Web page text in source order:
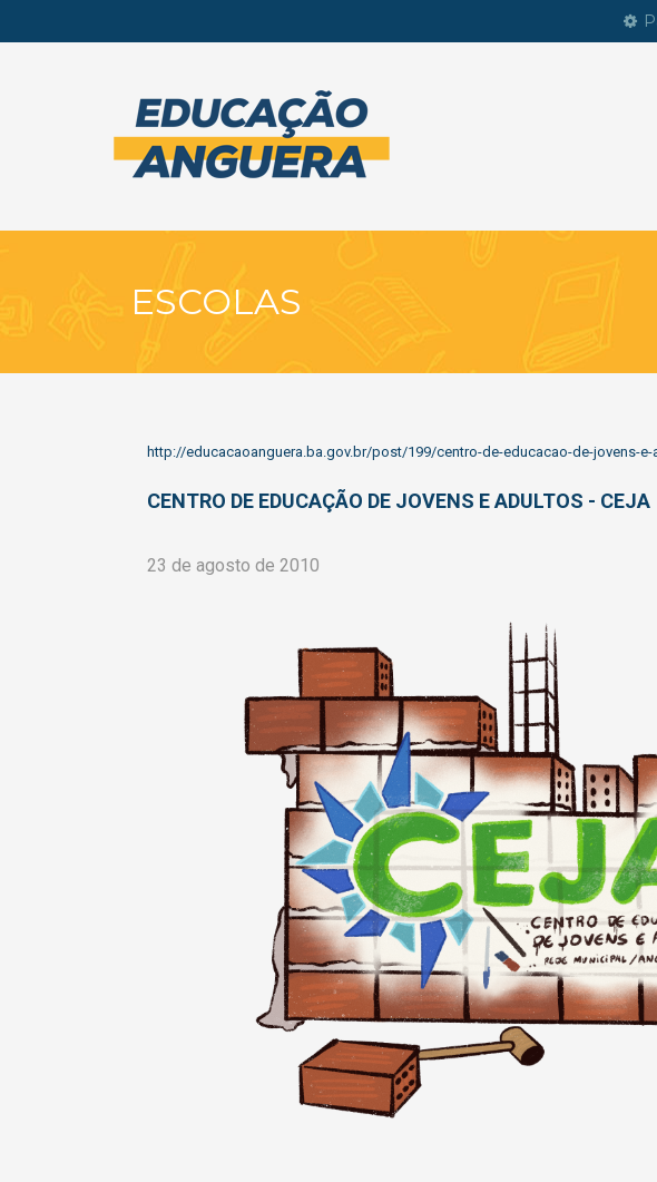
ESCOLAS
http://educacaoanguera.ba.gov.br/post/199/centro-de-educacao-de-jovens-
CENTRO DE EDUCAÇÃO DE JOVENS E ADULTOS - CEJA
23 de agosto de 2010